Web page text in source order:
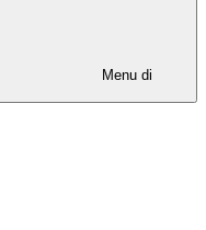
Menu di